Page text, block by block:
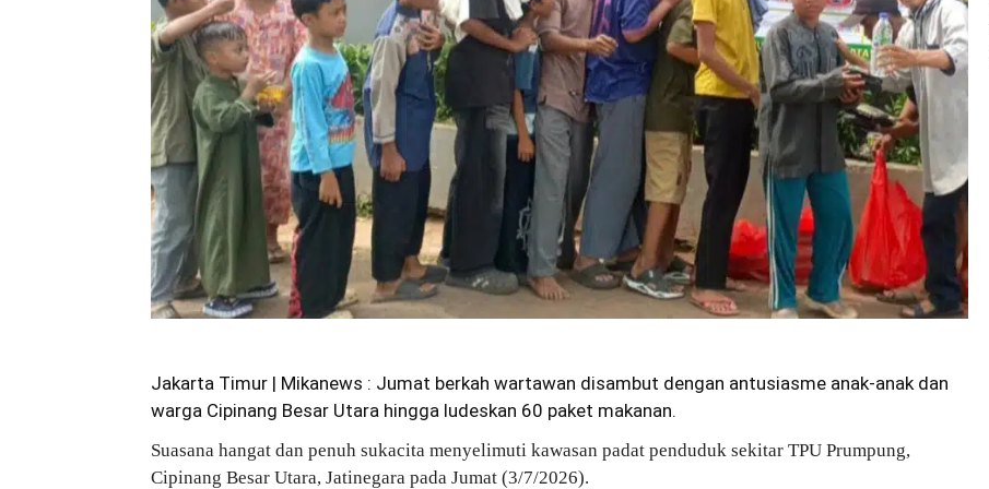
Jakarta Timur | Mikanews : Jumat berkah wartawan disambut dengan antusiasme anak-anak dan
warga Cipinang Besar Utara hingga ludeskan 60 paket makanan.
Suasana hangat dan penuh sukacita menyelimuti kawasan padat penduduk sekitar TPU Prumpung,
Cipinang Besar Utara, Jatinegara pada Jumat (3/7/2026).